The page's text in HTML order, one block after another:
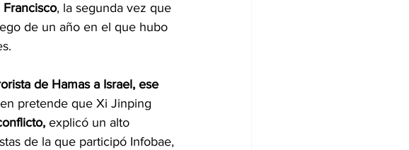
, la segunda vez que
de un año en el que hubo
de Hamas a Israel, ese
pretende que Xi Jinping
explicó un alto
de la que participó Infobae,